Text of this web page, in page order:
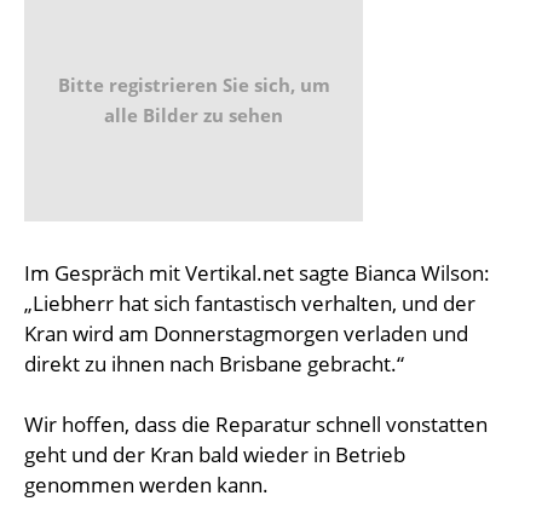
Bitte registrieren Sie sich, um
alle Bilder zu sehen
Im Gespräch mit Vertikal.net sagte Bianca Wilson:
„Liebherr hat sich fantastisch verhalten, und der
Kran wird am Donnerstagmorgen verladen und
direkt zu ihnen nach Brisbane gebracht.“
Wir hoffen, dass die Reparatur schnell vonstatten
geht und der Kran bald wieder in Betrieb
genommen werden kann.